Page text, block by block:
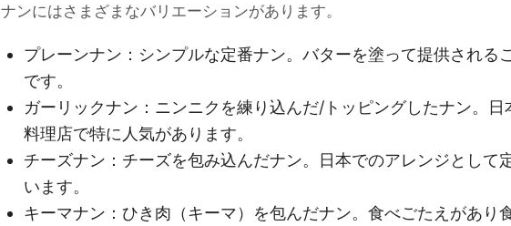
ナンにはさまざまなバリエーションがあります。
プレーンナン ：シンプルな定番ナン。バターを塗って提供される
です。
ガーリックナン ：ニンニクを練り込んだ/トッピングしたナン。日
料理店で特に人気があります。
チーズナン ：チーズを包み込んだナン。日本でのアレンジとして
います。
キーマナン ：ひき肉（キーマ）を包んだナン。食べごたえがあり